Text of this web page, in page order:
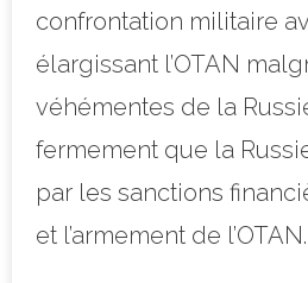
confrontation militaire
élargissant l’OTAN
véhémentes de la
fermement que la
par les sanctions
et l’armement de l’OTAN.